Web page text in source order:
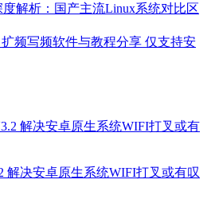
度解析：国产主流Linux系统对比区
扩频写频软件与教程分享 仅支持安
解决安卓原生系统WIFI打叉或有叹